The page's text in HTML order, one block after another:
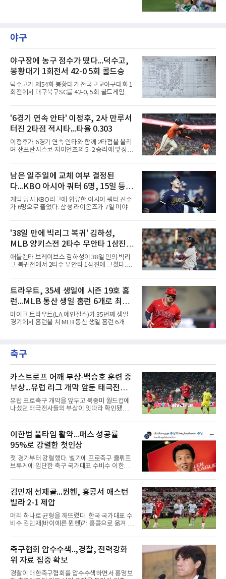
에서 경기하고 있다.
야구
야구장에 농구 점수가 떴다...덕수고,
봉황대기 1회전서 42-0 5회 콜드승
덕수고가 제54회 봉황대기 전국고교야구대회 1
회전에서 대구북구SC를 42-0, 5회 콜드게임으
경기에서 덕수고는 1회 5점, 2회 3점, 3회 10점
으로 18-0을 만든 뒤 4회 21점, 5회 3점을 보탰
다. 팀 안타 34개, 볼넷 12개를 기록했다.7번 타
자 유격수 홍주용은 4회 홈런 2개를 포함해 6타
수 6안타 3타점 4득점을 올렸고, 조원빈은 6타
수 6안타 5타점, 박종혁은 5타수 5안타 3타점을
남겼다. 선발 최희성은 5이닝 2피안타 무사사구
20안타 21실점했다.덕수고는 지난 4월 신세계
이마트배와 지난달 대통령배를
'6경기 연속 안타' 이정후, 2사 만루서
터진 2타점 적시타...타율 0.303
이정후가 6경기 연속 안타와 함께 2타점을 올리
며 샌프란시스코 자이언츠의 5-2 승리에 앞장섰
오라클파크에서 열린 2026 MLB 디트로이트 타
이거스전에 2번 타자 우익수로 선발 출전해 3타
수 1안타 1볼넷 2타점 1득점을 기록했다. 시즌
타율은 0.303(402타수 122안타). 1회말 1사에서
상대 선발 카이더 몬테로에게 볼넷을 골라 나간
뒤 라파엘 데버스의 중월 홈런 때 득점했고, 2-2
이던 2회말 2사 만루에서는 몬테로의 3구째 낮
열린 휴스턴 애스트로스전에 9번 타자 2루수로
나서 2타수 1안타를 기록, 타율
남은 일주일에 교체 여부 결정된
다...KBO 아시아 쿼터 6명, 15일 등록
시한이 분수령
개막 당시 KBO리그에 합류한 아시아 쿼터 선수
가 6명으로 줄었다. 삼성 라이온즈가 7일 미야지
입한 결과다.한화 왕옌청과 키움 가나쿠보 유토
는 입지가 확고하다. 왕옌청은 21경기 10승 4패,
평균자책점 3.34로 다승 공동 선두이자 3경기 연
속 퀄리티스타트를 기록 중이다. 가나쿠보는 5
승 4패 13세이브 10홀드, 평균자책점 2.95로 외
국인 최초 10홀드·10세이브를 동시에 달성했
다.kt 스기모토 고키는 전반기 42경기 평균자책
17홀드 공동 선두에 올랐다. SSG 타케다 쇼타도
전반기 1승 7패, 평균자책점
'38일 만에 빅리그 복귀' 김하성,
MLB 양키스전 2타수 무안타 1삼진...
시즌 타율 0.067
애틀랜타 브레이브스 김하성이 38일 만의 빅리
그 복귀전에서 2타수 무안타 1삼진에 그쳤다.김
에서 열린 2026 MLB 뉴욕 양키스와의 원정 경
기에 9번 타자 유격수로 선발 출전했다. 시즌 타
율은 0.068에서 0.067(75타수 5안타)로 떨어졌
다.2회초 2사 1루에서는 양키스 좌완 선발 맥스
프리드의 6구째 몸쪽 싱킹 패스트볼을 쳐 유격
수 뜬공으로 아웃됐고, 5회초에는 루킹 삼진을
당했다. 1-0으로 앞선 8회초 1사에서 대타 도미
이 파열돼 5월 중순 복귀했고, 동계 훈련 부족 여
파로 부진이 이어졌다. 지난달
트라우트, 35세 생일에 시즌 19호 홈
런...MLB 통산 생일 홈런 6개로 최다
타이
마이크 트라우트(LA 에인절스)가 35번째 생일
경기에서 홈런을 쳐 MLB 통산 생일 홈런 6개로
번 타자 중견수로 선발 출전해 3타수 1안타(1홈
런) 1타점 2득점 1볼넷으로 팀의 4-3 승리를 견
립스의 시속 155.8㎞ 바깥쪽 포심을 밀어 쳐 우
중간 담장을 넘겼다. 비거리 122ｍ, 시즌 19호이
자 통산 423번째 홈런이다. 1-2로 뒤진 7회초 2
사 3루에서는 그의 타구가 상대 투수 실책으로
이어져 동점이 됐고, 1루에 나간 뒤 놀런 섀누얼
의 역전 중월 2점 홈런 때 득점
축구
카스트로프 어깨 부상·백승호 훈련 중
부상...유럽 리그 개막 앞둔 태극전사
악재
유럽 프로축구 개막을 앞두고 북중미 월드컵에
나섰던 태극전사들의 부상이 잇따라 확인됐다.
일(한국시간) 옌스 카스트로프가 6일 아마추어
팀 로타흐-에게른과의 친선경기에서 어깨를 다
쳐 당분간 출전이 어렵다고 밝혔다. 그는 후반 교
체 투입돼 두 골을 넣었으나 후반 22분 부상으로
물러났다.독일인 아버지와 한국인 어머니 사이
에서 태어난 카스트로프는 측면 미드필더와 측
면 수비가 가능한 자원으로, 월드컵 남아프리카
은 그가 처음이다. 묀헨글라트바흐는 23일 DFB
포칼 1라운드, 29일 라이프치히
이한범 풀타임 활약...패스 성공률
95%로 강렬한 첫인상
첫 경기부터 강렬했다. 벨기에 프로축구 클뤼프
브루게에 입단한 축구 국가대표 수비수 이한범
뽑혔다.이한범은 8일(한국시간) 벨기에 브뤼헤
의 얀 브레이덜 스타디온에서 열린 코르트레이
크와의 2026-2027 벨기에 주필러리그 1라운드
홈 경기에 선발로 나서 경기 종료까지 뛰었다.출
발 자체가 빨랐다. 2026 북중미 월드컵에서 한국
의 조별리그 3경기를 모두 풀타임으로 소화하며
대표팀 중앙 수비의 주축으로 자리 잡은 그는 덴
선발로 곧장 투입돼 90분을 소화하며 팀의 3-0
완승에 힘을 보탰다.기록도
김민재 선제골...뮌헨, 홍콩서 애스턴
빌라 2-1 제압
머리 하나로 균형을 깨뜨렸다. 한국 국가대표 수
비수 김민재(바이에른 뮌헨)가 홍콩으로 옮겨 열
리에 힘을 보탰다.김민재는 7일(현지시간) 홍콩
카이탁 스포츠파크에서 열린 애스턴 빌라(잉글
랜드)와의 친선경기에서 전반 37분 0의 균형을
깨는 골을 넣었다. 톰 비쇼프가 왼쪽 측면에서 올
린 프리킥에 묘하게 머리를 갖다 대 방향을 바꾸
며 골 그물을 흔들었다.흐름은 좋았다. 제주전에
축구협회 압수수색..,경찰, 전력강화
위 자료 집중 확보
경찰이 대한축구협회를 압수수색하면서 홍명보